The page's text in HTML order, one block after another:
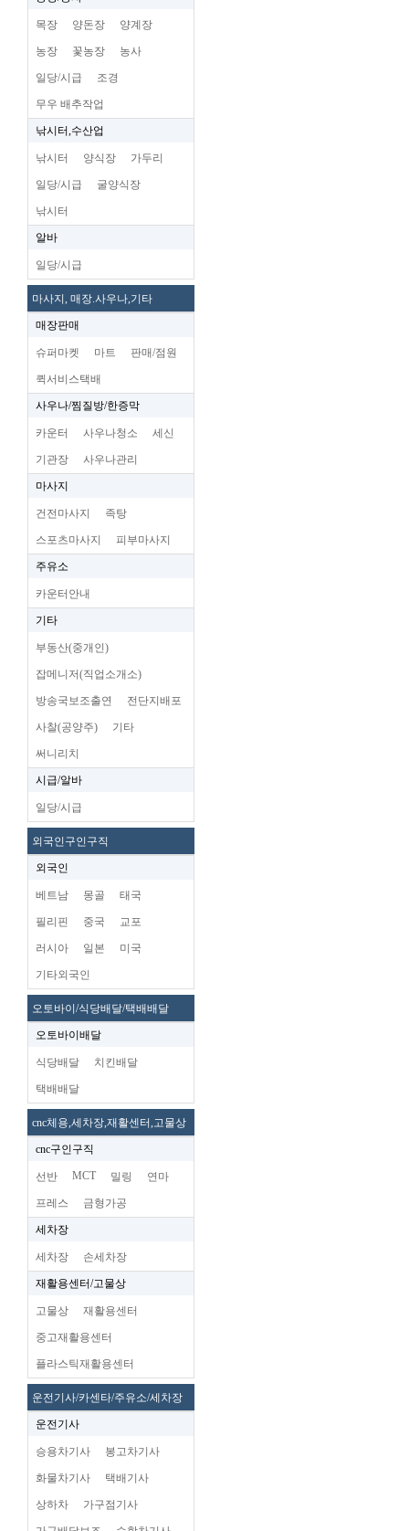
목장 양돈장 양계장
농장 꽃농장 농사
일당/시급 조경
무우 배추작업
낚시터,수산업
낚시터 양식장 가두리
일당/시급 굴양식장
낚시터
알바
일당/시급
마사지, 매장.사우나,기타
매장판매
슈퍼마켓 마트 판매/점원
퀵서비스택배
사우나/찜질방/한증막
카운터 사우나청소 세신
기관장 사우나관리
마사지
건전마사지 족탕
스포츠마사지 피부마사지
주유소
카운터안내
기타
부동산(중개인)
잡메니저(직업소개소)
방송국보조출연 전단지배포
사찰(공양주) 기타
써니리치
시급/알바
일당/시급
외국인구인구직
외국인
베트남 몽골 태국
필리핀 중국 교포
러시아 일본 미국
기타외국인
오토바이/식당배달/택배배달
오토바이배달
식당배달 치킨배달
택배배달
cnc체용,세차장,재활센터,고물상
cnc구인구직
선반 MCT 밀링 연마
프레스 금형가공
세차장
세차장 손세차장
재활용센터/고물상
고물상 재활용센터
중고재활용센터
플라스틱재활용센터
운전기사/카센타/주유소/세차장
운전기사
승용차기사 봉고차기사
화물차기사 택배기사
상하차 가구점기사